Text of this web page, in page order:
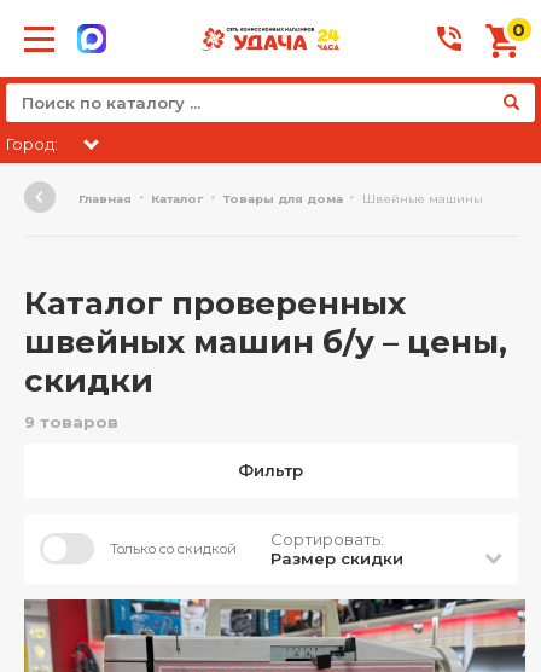
0
Город:
Главная Каталог Товары для дома Швейные машины
Каталог проверенных
швейных машин б/у – цены,
скидки
9 товаров
Фильтр
Только со скидкой
Сортировать:
Размер скидки